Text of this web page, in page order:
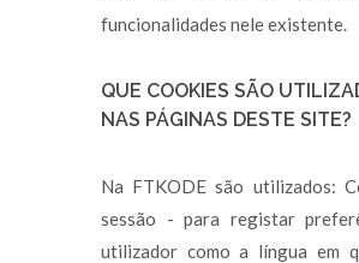
funcionalidades nele existente.
QUE COOKIES SÃO
NAS PÁGINAS DESTE SITE?
Na FTKODE são utilizados:
sessão - para registar
utilizador como a língua em